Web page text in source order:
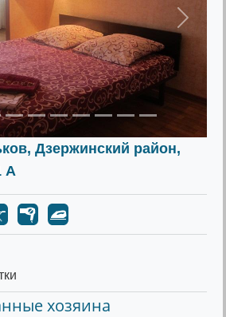
Дзержинский район,
А
хозяина